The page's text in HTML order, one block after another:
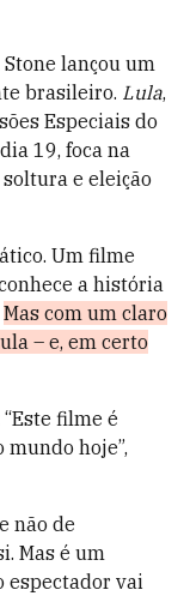
lançou um
brasileiro. Lula,
Especiais do
19, foca na
e eleição
Um filme
a história
Mas com um claro
– e, em certo
filme é
hoje”,
não de
Mas é um
espectador vai